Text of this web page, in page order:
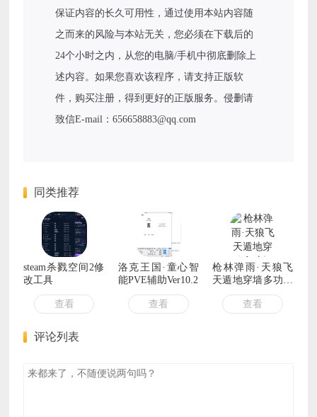
保证内容的长久可用性，通过使用本站内容随
之而来的风险与本站无关，您必须在下载后的
24个小时之内，从您的电脑/手机中彻底删除上
述内容。如果您喜欢该程序，请支持正版软
件，购买注册，得到更好的正版服务。侵删请
致信E-mail：656658883@qq.com
同类推荐
steam杀戮空间2修
改工具
查看
洛克王国·童心智
能PVE辅助Ver10.2
查看
枪林弹雨·天狼飞
天遁地穿墙多功能
辅助 v10.19
查看
评论列表